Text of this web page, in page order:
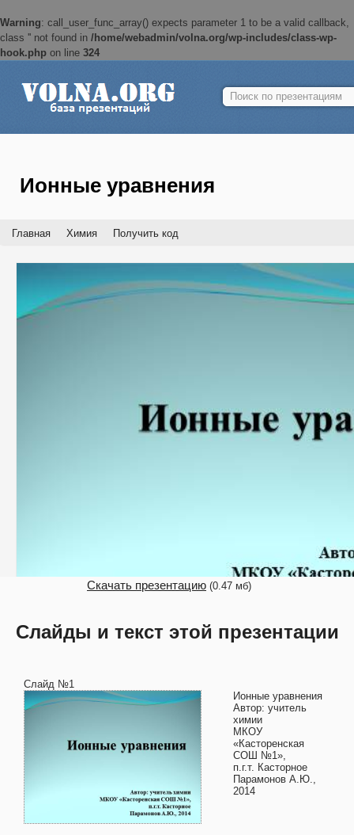
Warning: call_user_func_array() expects parameter 1 to be a valid callback,
class '' not found in /home/webadmin/volna.org/wp-includes/class-wp-
hook.php on line 324
Найти:
Ионные уравнения
Главная Химия Получить код
Скачать презентацию (0.47 мб)
Слайды и текст этой презентации
Слайд №1
Ионные уравнения
Автор: учитель
химии
МКОУ
«Касторенская
СОШ №1»,
п.г.т. Касторное
Парамонов А.Ю.,
2014